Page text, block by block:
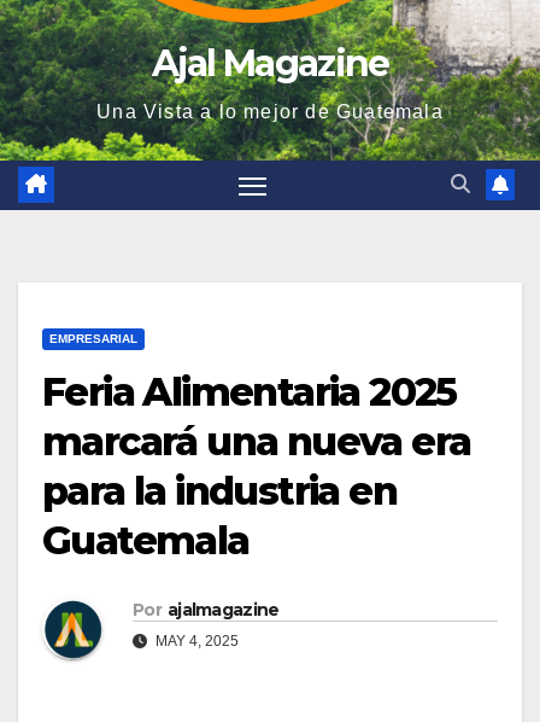
Ajal Magazine
Una Vista a lo mejor de Guatemala
EMPRESARIAL
Feria Alimentaria 2025
marcará una nueva era
para la industria en
Guatemala
Por ajalmagazine
MAY 4, 2025